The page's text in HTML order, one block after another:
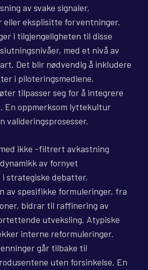
av svake signaler,
eksplisitte forventninger.
i tilgjengeligheten til disse
med et nivå av
Det blir nødvendig å inkludere
i piloteringsmediene.
tilpasser seg for å integrere
En oppmerksom lyttekultur
valideringsprosesser.
ikke -filtrert avkastning
av fornyet
strategiske debatter.
av spesifikke formuleringer, fra
bidrar til raffinering av
utveksling. Atypiske
interne reformuleringer.
går tilbake til
uten forsinkelse. En